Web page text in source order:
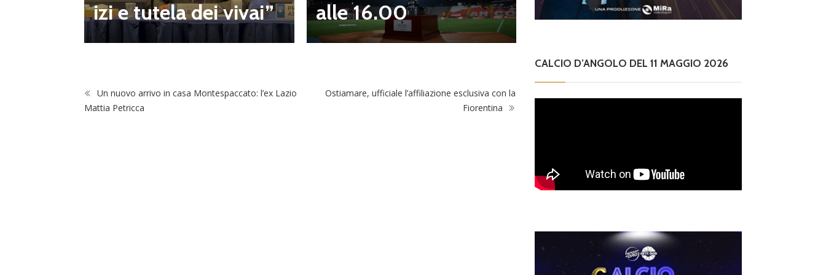
izi e tutela dei vivai”
alle 16.00
Un nuovo arrivo in casa Montespaccato: l’ex Lazio
Mattia Petricca
Ostiamare, ufficiale l’affiliazione esclusiva con la
Fiorentina
CALCIO D’ANGOLO DEL 11 MAGGIO 2026